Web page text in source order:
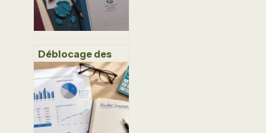
Déblocage des
fonds de
succession :
délais, blocages
et solutions pour
accélérer le